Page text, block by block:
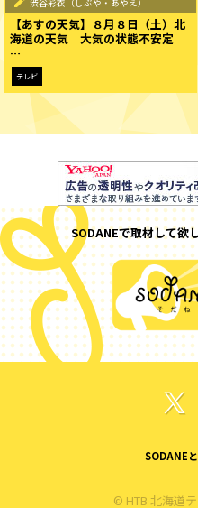
渋谷彩衣（しぶや・あやえ）
【あすの天気】８月８日（土）北
海道の天気 大気の状態不安定
…
テレビ
SODANEで取材して欲
SODANE
© HTB 北海道